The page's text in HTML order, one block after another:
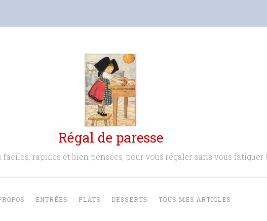
Régal de paresse
faciles, rapides et bien pensées, pour vous régaler sans vous fatiguer !
ENTRÉES PLATS DESSERTS TOUS MES ARTICLES